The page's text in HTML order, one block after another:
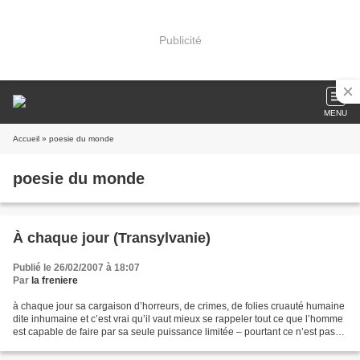
Publicité
MENU
Accueil » poesie du monde
poesie du monde
À chaque jour (Transylvanie)
Publié le 26/02/2007 à 18:07
Par la freniere
à chaque jour sa cargaison d’horreurs, de crimes, de folies cruauté humaine
dite inhumaine et c’est vrai qu’il vaut mieux se rappeler tout ce que l’homme
est capable de faire par sa seule puissance limitée – pourtant ce n’est pas